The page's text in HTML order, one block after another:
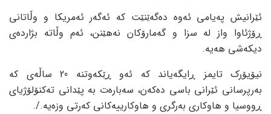
ئێرانیش پەیامی ئەوە دەگەێنێت کە ئەگەر ئەمریکا و وڵاتانی
ڕۆژئاوا واز لە سزا و گەمارۆکان نەهێنن، ئەم وڵاتە بژاردەی
دیکەشی هەیە.
نیۆیۆرک تایمز ڕایگەیاند کە ئەو ڕێکەوتنە 20 ساڵەی کە
بەرپرسانی ئێرانی باسی دەکەن، سەبارەت بە پێدانی تەکنۆلۆژیای
ڕووسیا و هاوکاری بەرگری و هاوکارییەکانی کەرتی وزەیە./.